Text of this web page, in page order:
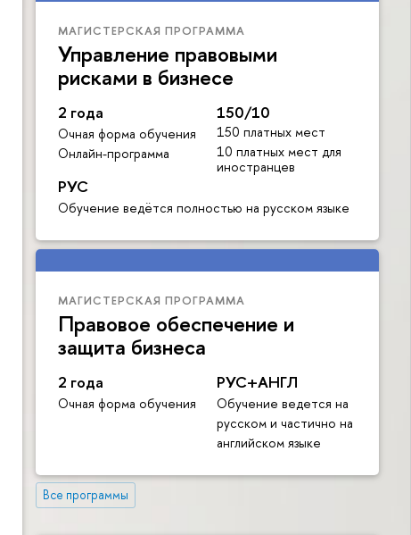
МАГИСТЕРСКАЯ ПРОГРАММА
Управление правовыми
рисками в бизнесе
2 года
Очная форма обучения
Онлайн-программа
150/10
150 платных мест
10 платных мест для
иностранцев
РУС
Обучение ведётся полностью на русском языке
МАГИСТЕРСКАЯ ПРОГРАММА
Правовое обеспечение и
защита бизнеса
2 года
Очная форма обучения
РУС+АНГЛ
Обучение ведется на
русском и частично на
английском языке
Все программы